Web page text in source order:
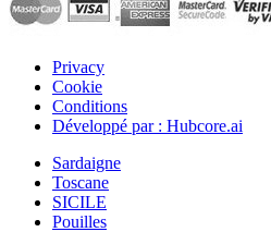
Privacy
Cookie
Conditions
Développé par : Hubcore.ai
Sardaigne
Toscane
SICILE
Pouilles